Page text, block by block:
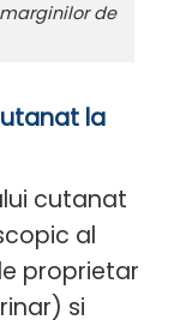
de
la
cutanat
al
proprietar
si